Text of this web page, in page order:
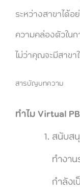
ระหว่างสาขาได้อ
ความคล่องตัวใน
ไม่ว่าคุณจะมีสาขา
สารบัญบทความ
ทำไม Virtual
สนับส
ทำงา
กำลัง